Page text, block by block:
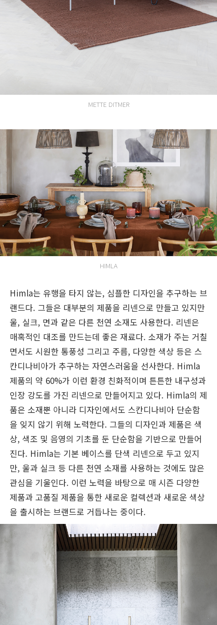
METTE DITMER
HIMLA
Himla는 유행을 타지 않는, 심플한 디자인을 추구하는 브
랜드다. 그들은 대부분의 제품을 리넨으로 만들고 있지만
울, 실크, 면과 같은 다른 천연 소재도 사용한다. 리넨은
매혹적인 대조를 만드는데 좋은 재료다. 소재가 주는 거칠
면서도 시원한 통풍성 그리고 주름, 다양한 색상 등은 스
칸디나비아가 추구하는 자연스러움을 선사한다. Himla
제품의 약 60%가 이런 환경 친화적이며 튼튼한 내구성과
인장 강도를 가진 리넨으로 만들어지고 있다. Himla의 제
품은 소재뿐 아니라 디자인에서도 스칸디나비아 단순함
을 잊지 않기 위해 노력한다. 그들의 디자인과 제품은 색
상, 색조 및 음영의 기초를 둔 단순함을 기반으로 만들어
진다. Himla는 기본 베이스를 단색 리넨으로 두고 있지
만, 울과 실크 등 다른 천연 소재를 사용하는 것에도 많은
관심을 기울인다. 이런 노력을 바탕으로 매 시즌 다양한
제품과 고품질 제품을 통한 새로운 컬렉션과 새로운 색상
을 출시하는 브랜드로 거듭나는 중이다.